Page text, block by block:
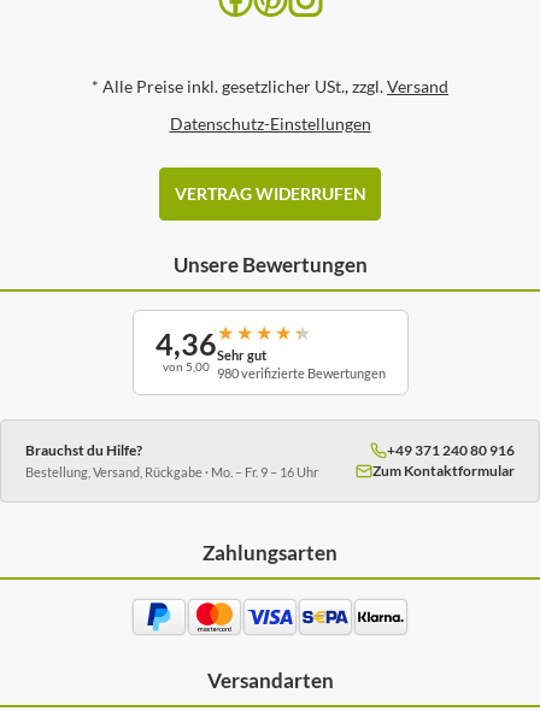
* Alle Preise inkl. gesetzlicher USt., zzgl.Versand
Datenschutz-Einstellungen
VERTRAG WIDERRUFEN
Unsere Bewertungen
4,36
von 5,00
★ ★ ★ ★ ★
Sehr gut
980 verifizierte Bewertungen
Brauchst du Hilfe?
Bestellung, Versand, Rückgabe · Mo. – Fr. 9 – 16 Uhr
+49 371 240 80 916
Zum Kontaktformular
Zahlungsarten
Versandarten